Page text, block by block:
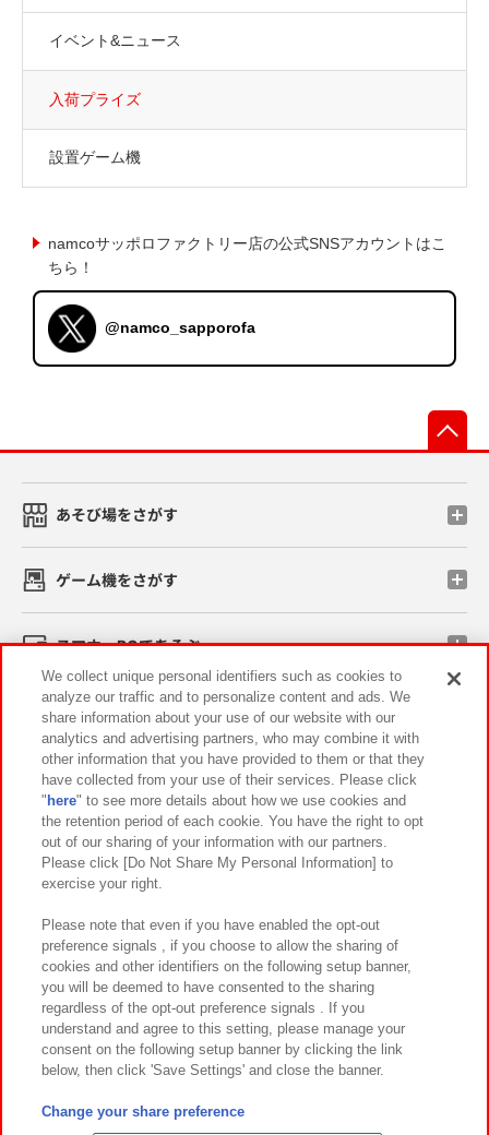
イベント&ニュース
入荷プライズ
設置ゲーム機
namcoサッポロファクトリー店の公式SNSアカウントはこ
ちら！
@namco_sapporofa
あそび場をさがす
ゲーム機をさがす
スマホ・PCであそぶ
イベント・キャンペーン
関連会社 サステナビリティ サイトポリシー
プライバシーポリシー ウェブアクセシビリティ方針と検証結果
お取引先さまとともに
カスタマーハラスメント対応方針 よくあるご質問・お問い合わせ
©Bandai Namco Amusement Inc.
©Bandai Namco Amusement Lab Inc.
We collect unique personal identifiers such as cookies to
analyze our traffic and to personalize content and ads. We
share information about your use of our website with our
analytics and advertising partners, who may combine it with
other information that you have provided to them or that they
have collected from your use of their services. Please click
" here" to see more details about how we use cookies and
the retention period of each cookie. You have the right to opt
out of our sharing of your information with our partners.
Please click [Do Not Share My Personal Information] to
exercise your right.
Please note that even if you have enabled the opt-out
preference signals , if you choose to allow the sharing of
cookies and other identifiers on the following setup banner,
you will be deemed to have consented to the sharing
regardless of the opt-out preference signals . If you
understand and agree to this setting, please manage your
consent on the following setup banner by clicking the link
below, then click 'Save Settings' and close the banner.
Change your share preference